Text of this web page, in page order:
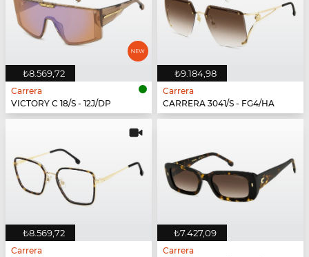
₺8.569,72
Carrera
VICTORY C 18/S - 12J/DP
₺9.184,98
Carrera
CARRERA 3041/S - FG4/HA
₺8.569,72
Carrera
₺7.427,09
Carrera